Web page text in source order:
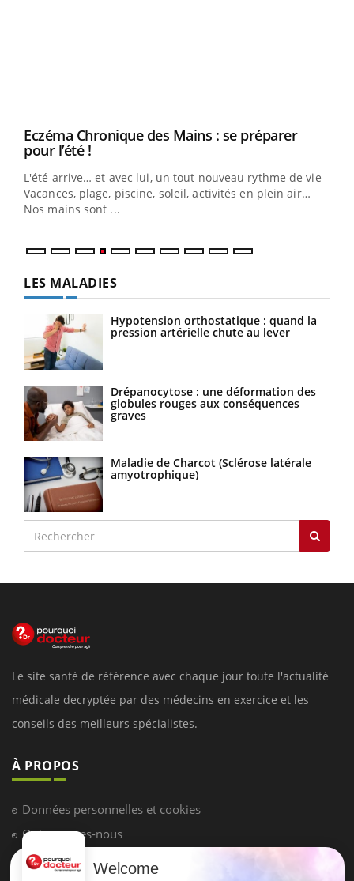
Youtube
Eczéma Chronique des Mains : se préparer
pour l’été !Youtube
L'été arrive… et avec lui, un tout nouveau rythme de vie !
Vacances, plage, piscine, soleil, activités en plein air…
Nos mains sont ...
LES MALADIES
Hypotension orthostatique : quand la
pression artérielle chute au lever
Drépanocytose : une déformation des
globules rouges aux conséquences
graves
Maladie de Charcot (Sclérose latérale
amyotrophique)
Le site santé de référence avec chaque jour toute l'actualité
médicale decryptée par des médecins en exercice et les
conseils des meilleurs spécialistes.
À PROPOS
Données personnelles et cookies
Qui sommes-nous
Conditions d'utilisation
Welcome